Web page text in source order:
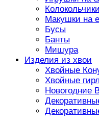
Колокольчики
Макушки на
Бусы
Банты
Мишура
Изделия из хвои
Хвойные
Хвойные
Новогодние